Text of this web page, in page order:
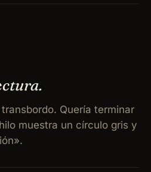
Quería terminar
muestra un círculo gris y